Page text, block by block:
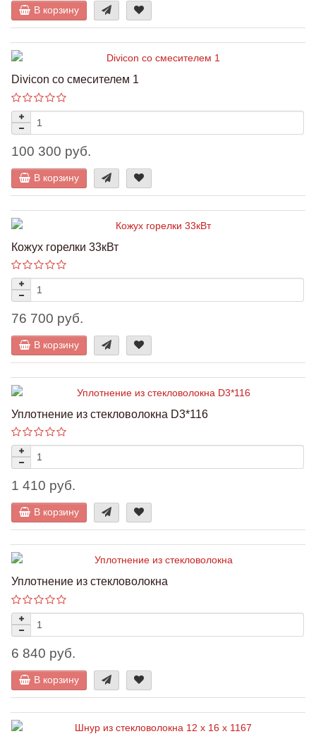
В корзину
Divicon cо смесителем 1
100 300 руб.
В корзину
Кожух горелки 33кВт
76 700 руб.
В корзину
Уплотнение из стекловолокна D3*116
1 410 руб.
В корзину
Уплотнение из стекловолокна
6 840 руб.
В корзину